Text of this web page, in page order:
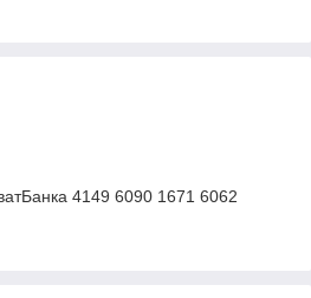
4149 6090 1671 6062